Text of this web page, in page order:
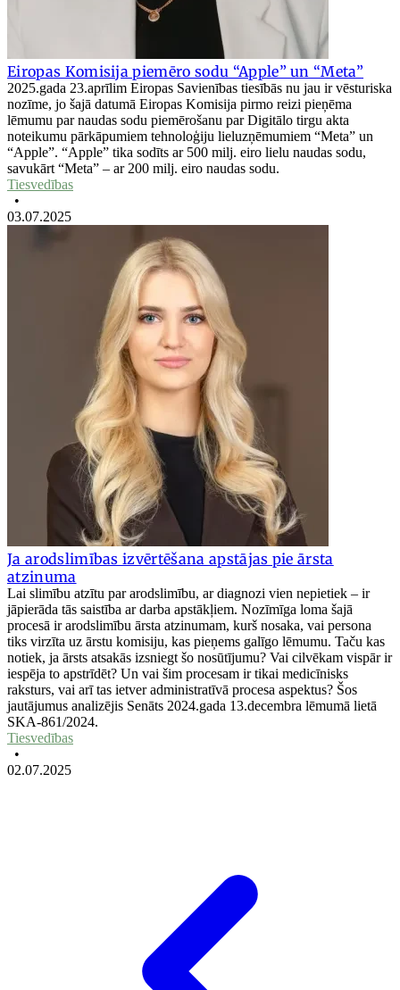
Eiropas Komisija piemēro sodu “Apple” un “Meta”
2025.gada 23.aprīlim Eiropas Savienības tiesībās nu jau ir vēsturiska
nozīme, jo šajā datumā Eiropas Komisija pirmo reizi pieņēma
lēmumu par naudas sodu piemērošanu par Digitālo tirgu akta
noteikumu pārkāpumiem tehnoloģiju lieluzņēmumiem “Meta” un
“Apple”. “Apple” tika sodīts ar 500 milj. eiro lielu naudas sodu,
savukārt “Meta” – ar 200 milj. eiro naudas sodu.
Tiesvedības
•
03.07.2025
Ja arodslimības izvērtēšana apstājas pie ārsta
atzinuma
Lai slimību atzītu par arodslimību, ar diagnozi vien nepietiek – ir
jāpierāda tās saistība ar darba apstākļiem. Nozīmīga loma šajā
procesā ir arodslimību ārsta atzinumam, kurš nosaka, vai persona
tiks virzīta uz ārstu komisiju, kas pieņems galīgo lēmumu. Taču kas
notiek, ja ārsts atsakās izsniegt šo nosūtījumu? Vai cilvēkam vispār ir
iespēja to apstrīdēt? Un vai šim procesam ir tikai medicīnisks
raksturs, vai arī tas ietver administratīvā procesa aspektus? Šos
jautājumus analizējis Senāts 2024.gada 13.decembra lēmumā lietā
SKA-861/2024.
Tiesvedības
•
02.07.2025